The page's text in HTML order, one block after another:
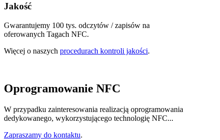
Jakość
Gwarantujemy 100 tys. odczytów / zapisów na
oferowanych Tagach NFC.
Więcej o naszych procedurach kontroli jakości.
Oprogramowanie NFC
W przypadku zainteresowania realizacją oprogramowania
dedykowanego, wykorzystującego technologię NFC...
Zapraszamy do kontaktu.